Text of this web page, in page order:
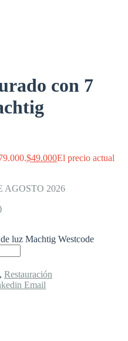
con 7
$49.000El precio actual
AGOSTO 2026
luz Machtig Westcode
, Restauración
Email